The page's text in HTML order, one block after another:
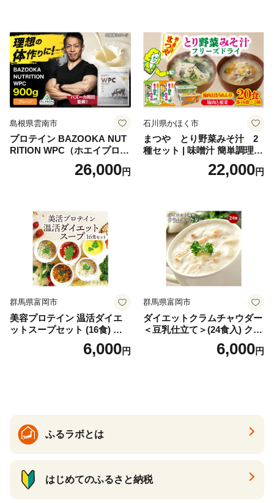
ち 本格おせち おせち予約 年
末 年始 お取り寄せ 新春 贅沢
おせち こだわりおせち 惣菜
老舗おせち ふるさと納税お
せち 御節 お節料理 正月 調理
不要 おせち料理2027
島根県雲南市
プロテイン BAZOOKA NUT
RITION WPC（ホエイプロテ
イン）＜プレーン＞ 900g｜
バズーカ岡田監修・植物由来
ロン [AIEN005]
26,000円
石川県かほく市
まつや とり野菜みそ汁 2
種セット | 味噌汁 簡単調理
お味噌 おみそ みそ とり野菜
時短料理 時短ごはん ご当地
22,000円
群馬県富岡市
美容プロテイン 温活ダイエ
ットスープセット (16食) 小
分け スープ 食べ比べ セット
詰合せ クラムチャウダー チ
6,000円
群馬県富岡市
ダイエットクラムチャウダー
＜豆乳仕立て＞(24食入) クラ
ムチャウダー 豆乳 ダイエッ
ト スープ プロテイン たんぱ
6,000円
ふるラボとは
はじめてのふるさと納税